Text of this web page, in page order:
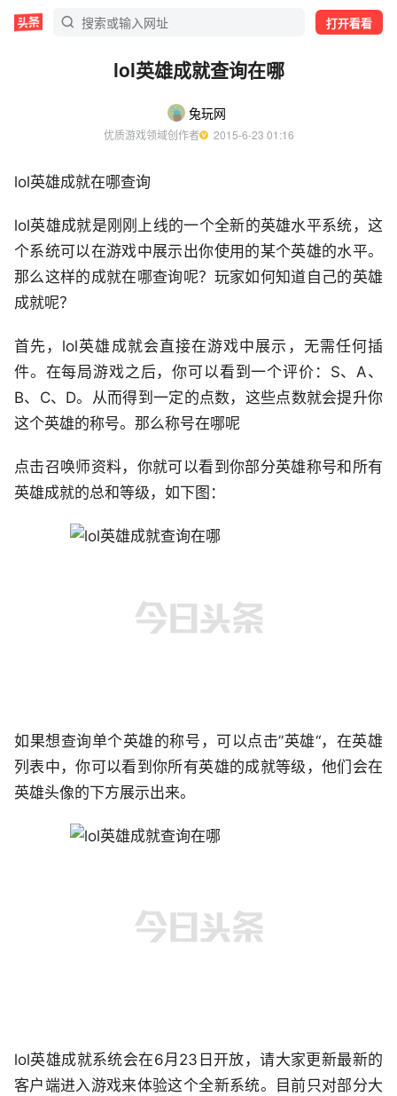
打开看看
lol英雄成就查询在哪
兔玩网
优质游戏领域创作者
  2015-6-23 01:16
lol英雄成就在哪查询
lol英雄成就是刚刚上线的一个全新的英雄水平系统，这
个系统可以在游戏中展示出你使用的某个英雄的水平。
那么这样的成就在哪查询呢？玩家如何知道自己的英雄
成就呢？
首先，lol英雄成就会直接在游戏中展示，无需任何插
件。在每局游戏之后，你可以看到一个评价：S、A、
B、C、D。从而得到一定的点数，这些点数就会提升你
这个英雄的称号。那么称号在哪呢
点击召唤师资料，你就可以看到你部分英雄称号和所有
英雄成就的总和等级，如下图：
如果想查询单个英雄的称号，可以点击”英雄“，在英雄
列表中，你可以看到你所有英雄的成就等级，他们会在
英雄头像的下方展示出来。
lol英雄成就系统会在6月23日开放，请大家更新最新的
客户端进入游戏来体验这个全新系统。目前只对部分大